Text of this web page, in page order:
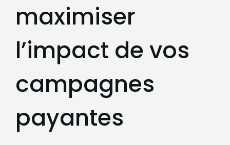
maximiser
l’impact de vos
campagnes
payantes